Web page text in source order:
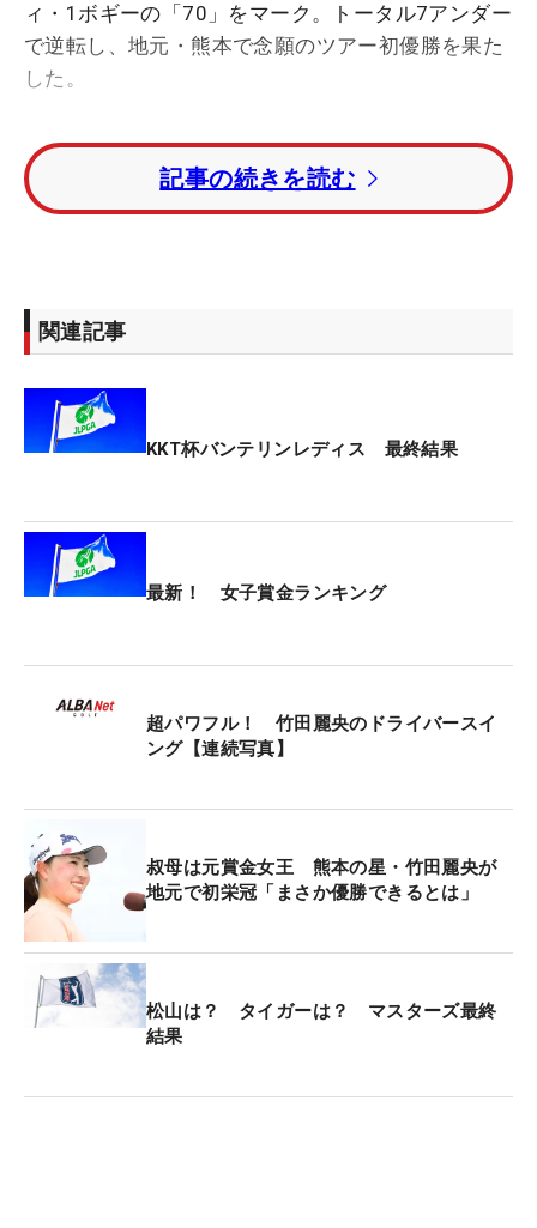
ィ・1ボギーの「70」をマーク。トータル7アンダー
で逆転し、地元・熊本で念願のツアー初優勝を果た
した。
テレビ解説を務めた叔母の平瀬真由美が「昨年より
パッティングが良くなった」と目を細める通り、竹
田もオフの間に「ショートゲームの練習ばかりしま
「平均パット」が昨季1.8048（35位）➡今季
1.7643（5位）と数字にも現れる。
ゴルフをやり始めたころから飛距離は出る方だっ
た。今も距離では誰にも負けたくないと思ってお
昨年1位は神谷そらの260.82yd）となり、「悔しく
て絶対1位獲りたいなと思いました」。
タイプ。球が高く上がりすぎるモノは好みではな
く、安定したスピン量が出るクラブを契約するダン
ロップにリクエストしている。また、パターのオデ
ッセイ『Ai-ONE #7S』は、今年初戦の台湾の試合か
トロークしやすかった」とのこと。
【竹田麗央の優勝ギア】
1W：スリクソンZX7 MkII LSプロトタイプ
（8.5°TOUR AD UB-5X 45.25㌅ D1 308.3g）
3W：スリクソンZX MkII（15°TOUR AD UB-6S）
3,4U：スリクソンZX MkII（19,22°TOUR AD DI-75
記事の続きを読む
関連記事
KKT杯バンテリンレディス 最終結果
最新！ 女子賞金ランキング
超パワフル！ 竹田麗央のドライバースイ
ング【連続写真】
叔母は元賞金女王 熊本の星・竹田麗央が
地元で初栄冠「まさか優勝できるとは」
松山は？ タイガーは？ マスターズ最終
結果